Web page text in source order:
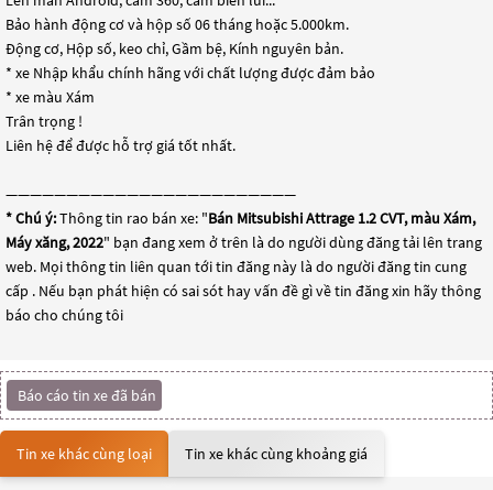
Bảo hành động cơ và hộp số 06 tháng hoặc 5.000km.
Động cơ, Hộp số, keo chỉ, Gầm bệ, Kính nguyên bản.
* xe Nhập khẩu chính hãng với chất lượng được đảm bảo
* xe màu Xám
Trân trọng !
Liên hệ để được hỗ trợ giá tốt nhất.
————————————————————————
* Chú ý:Thông tin rao bán xe: "Bán Mitsubishi Attrage 1.2 CVT, màu Xám,
Máy xăng, 2022" bạn đang xem ở trên là do người dùng đăng tải lên trang
web. Mọi thông tin liên quan tới tin đăng này là do người đăng tin cung
cấp . Nếu bạn phát hiện có sai sót hay vấn đề gì về tin đăng xin hãy thông
báo cho chúng tôi
Báo cáo tin xe đã bán
Tin xe khác cùng loại Tin xe khác cùng khoảng giá